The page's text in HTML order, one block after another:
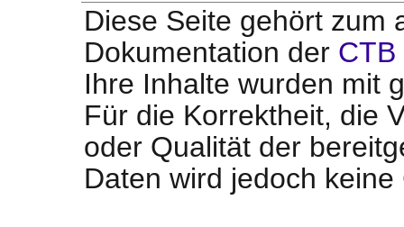
Diese Seite gehört zum
Dokumentation der CTB
Ihre Inhalte wurden mit
Für die Korrektheit, die
oder Qualität der
Daten wird jedoch